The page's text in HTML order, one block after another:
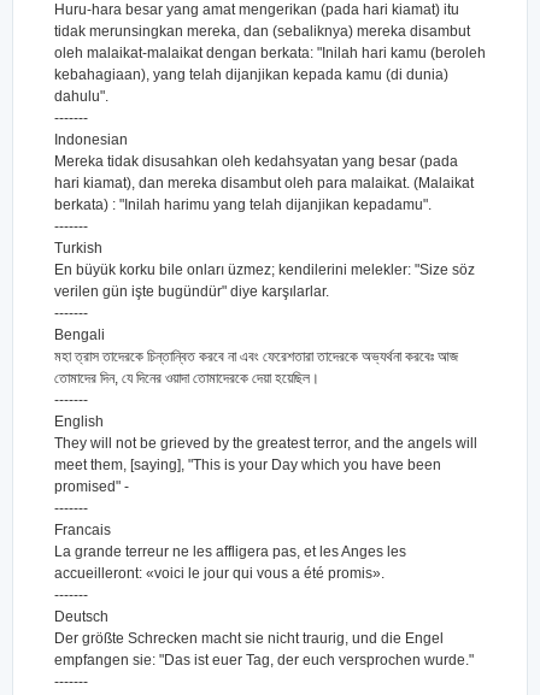
Huru-hara besar yang amat mengerikan (pada hari kiamat) itu
tidak merunsingkan mereka, dan (sebaliknya) mereka disambut
oleh malaikat-malaikat dengan berkata: "Inilah hari kamu (beroleh
kebahagiaan), yang telah dijanjikan kepada kamu (di dunia)
dahulu".
-------
Indonesian
Mereka tidak disusahkan oleh kedahsyatan yang besar (pada
hari kiamat), dan mereka disambut oleh para malaikat. (Malaikat
berkata) : "Inilah harimu yang telah dijanjikan kepadamu".
-------
Turkish
En büyük korku bile onları üzmez; kendilerini melekler: "Size söz
verilen gün işte bugündür" diye karşılarlar.
-------
Bengali
মহা ত্রাস তাদেরকে চিন্তান্বিত করবে না এবং ফেরেশতারা তাদেরকে অভ্যর্থনা করবেঃ আজ
তোমাদের দিন, যে দিনের ওয়াদা তোমাদেরকে দেয়া হয়েছিল।
-------
English
They will not be grieved by the greatest terror, and the angels will
meet them, [saying], "This is your Day which you have been
promised" -
-------
Francais
La grande terreur ne les affligera pas, et les Anges les
accueilleront: «voici le jour qui vous a été promis».
-------
Deutsch
Der größte Schrecken macht sie nicht traurig, und die Engel
empfangen sie: "Das ist euer Tag, der euch versprochen wurde."
-------